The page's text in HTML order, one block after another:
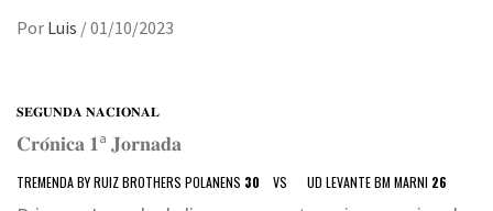
Por Luis /01/10/2023
𝐒𝐄𝐆𝐔𝐍𝐃𝐀 𝐍𝐀𝐂𝐈𝐎𝐍𝐀𝐋
𝐂𝐫𝐨́𝐧𝐢𝐜𝐚 𝟏ª 𝐉𝐨𝐫𝐧𝐚𝐝𝐚
TREMENDA BY RUIZ BROTHERS POLANENS 30 VS UD LEVANTE BM MARNI 26